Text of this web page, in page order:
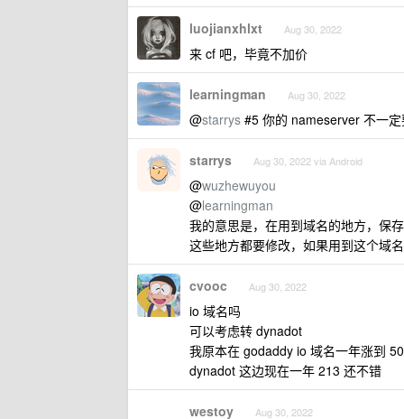
luojianxhlxt Aug 30, 2022
来 cf 吧，毕竟不加价
learningman Aug 30, 2022
@starrys #5 你的 nameserver 不一
starrys Aug 30, 2022 via Android
@wuzhewuyou
@learningman
我的意思是，在用到域名的地方，保
这些地方都要修改，如果用到这个域
cvooc Aug 30, 2022
io 域名吗
可以考虑转 dynadot
我原本在 godaddy io 域名一年涨到
dynadot 这边现在一年 213 还不错
westoy Aug 30, 2022